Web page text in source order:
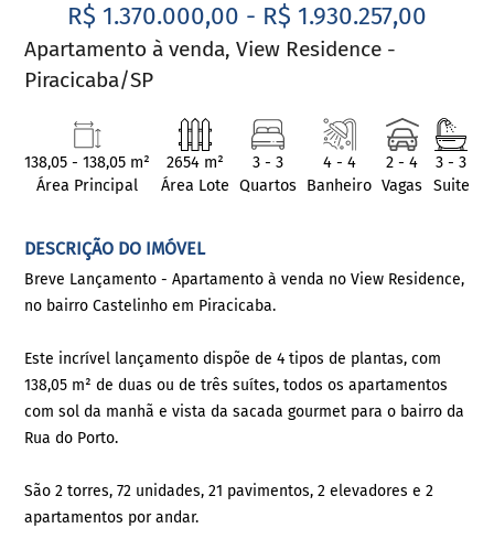
R$ 1.370.000,00 - R$ 1.930.257,00
Apartamento à venda, View Residence -
Piracicaba/SP
138,05 - 138,05 m²
Área Principal
2654 m²
Área Lote
3 - 3
Quartos
4 - 4
Banheiro
2 - 4
Vagas
3 - 3
Suite
DESCRIÇÃO DO IMÓVEL
Breve Lançamento - Apartamento à venda no View Residence,
no bairro Castelinho em Piracicaba.
Este incrível lançamento dispõe de 4 tipos de plantas, com
138,05 m² de duas ou de três suítes, todos os apartamentos
com sol da manhã e vista da sacada gourmet para o bairro da
Rua do Porto.
São 2 torres, 72 unidades, 21 pavimentos, 2 elevadores e 2
apartamentos por andar.